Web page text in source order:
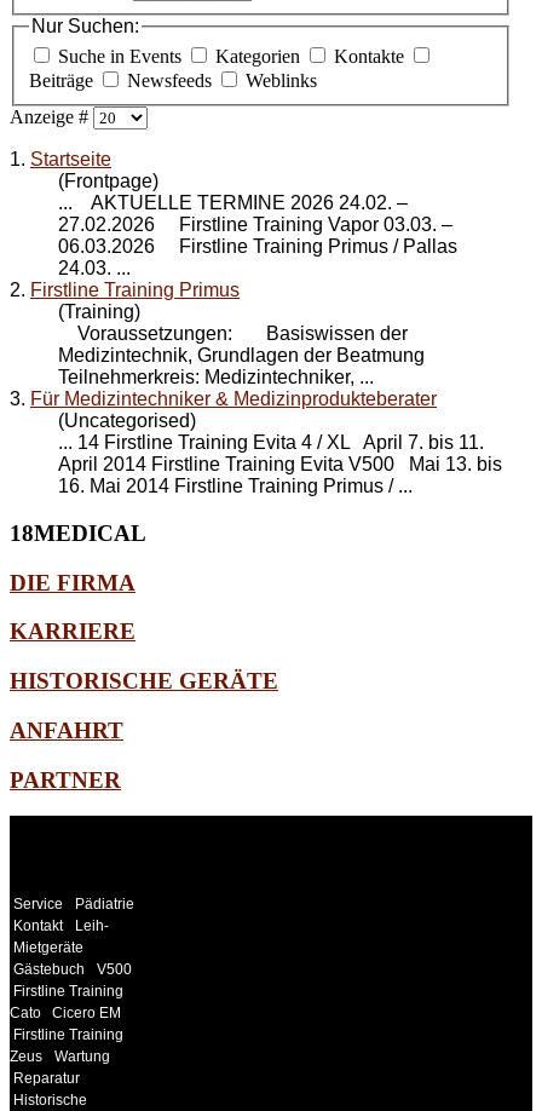
Nur Suchen:
Suche in Events
Kategorien
Kontakte
Beiträge
Newsfeeds
Weblinks
Anzeige #
1. Startseite
(Frontpage)
... AKTUELLE TERMINE 2026 24.02. –
27.02.2026 Firstline Training Vapor 03.03. –
06.03.2026
Firstline Training Primus / Pallas
24.03. ...
2. Firstline Training Primus
(Training)
Voraussetzungen: Basiswissen der
Medizintechnik, Grundlagen der Beatmung
Teilnehmerkreis: Medizintechniker, ...
3. Für Medizintechniker & Medizinprodukteberater
(Uncategorised)
... 14 Firstline Training Evita 4 / XL April 7. bis 11.
April 2014 Firstline Training Evita V500 Mai 13. bis
16. Mai 2014 Firstline Training Primus / ...
18MEDICAL
DIE FIRMA
KARRIERE
HISTORISCHE GERÄTE
ANFAHRT
PARTNER
Service
Pädiatrie
Kontakt
Leih-
Mietgeräte
Gästebuch
V500
Firstline Training
Cato
Cicero EM
Firstline Training
Zeus
Wartung
Reparatur
Historische